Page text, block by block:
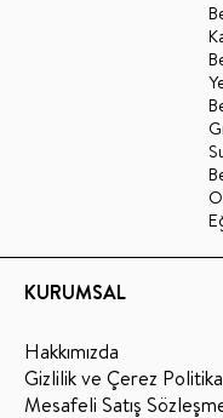
KURUMSAL
Hakkımızda
Gizlilik ve Çerez
Mesafeli Satış